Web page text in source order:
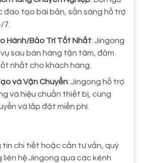
đào tạo bài bản, sẵn sàng hỗ trợ
7.
Hành/Bảo Trì Tốt Nhất: Jingong
sau bán hàng tận tâm, đảm
nhất cho khách hàng.
và Vận Chuyển: Jingong hỗ trợ
và hiệu chuẩn thiết bị, cùng
và lắp đặt miễn phí.
chi tiết hoặc cần tư vấn, quý
liên hệ Jingong qua các kênh